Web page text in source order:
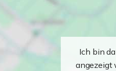
Ich bin
angezeigt